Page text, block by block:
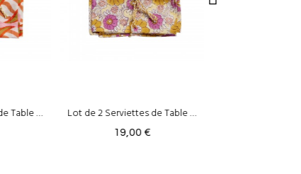
Lot de 2 Serviettes de Table - Pravar Cassis Lot de 2 serviettes de table Meadow - Lin & Coton Safran
19,00 €